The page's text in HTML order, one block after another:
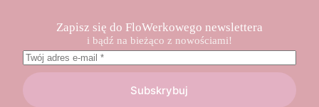
Zapisz się do FloWerkowego newslettera
i bądź na bieżąco z nowościami!
Subskrybuj